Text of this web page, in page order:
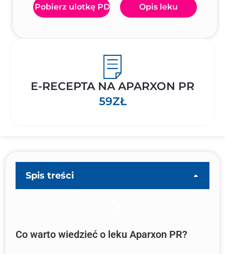
Pobierz ulotkę PDF Opis leku
E-RECEPTA NA APARXON PR
59ZŁ
Spis treści
Co warto wiedzieć o leku Aparxon PR?